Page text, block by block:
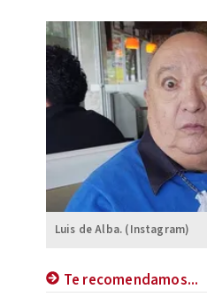
Luis de Alba. (Instagram)
Te recomendamos...